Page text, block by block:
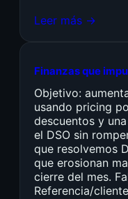
Leer más →
Finanzas que
Objetivo:
usando pricing
descuentos y
el DSO sin
que resolvemos
que erosionan
cierre del mes.
Referencia/